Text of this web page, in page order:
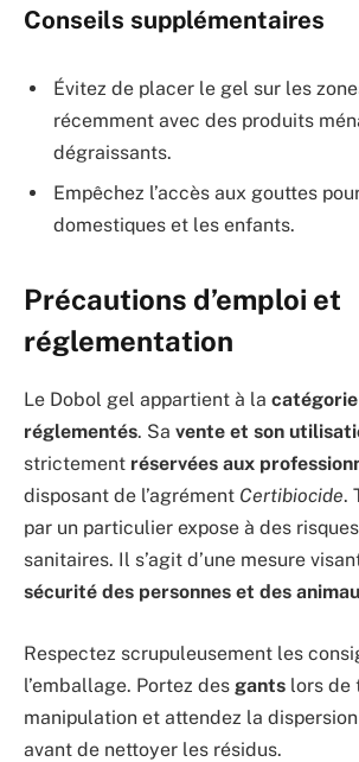
Conseils supplémentaires
Évitez de placer le gel sur les
récemment avec des produits
dégraissants.
Empêchez l’accès aux gouttes
domestiques et les enfants.
Précautions d’emploi et
réglementation
Le Dobol gel appartient à la
réglementés. Sa vente et son
strictement réservées aux
disposant de l’agrément Certibiocide.
par un particulier expose à des
sanitaires. Il s’agit d’une mesure
sécurité des personnes et des
Respectez scrupuleusement les
l’emballage. Portez des gants lors de
manipulation et attendez la
avant de nettoyer les résidus.